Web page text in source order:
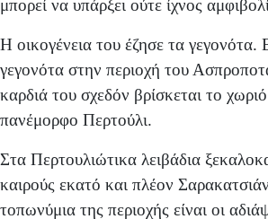
μπορεί να υπάρξει ούτε ίχνος
Η οικογένεια του έζησε τα γεγονότα.
γεγονότα στην περιοχή του
καρδιά του σχεδόν βρίσκεται το
πανέμορφο Περτούλι.
Στα Περτουλιώτικα λειβάδια
καιρούς εκατό και πλέον
τοπωνύμια της περιοχής είναι οι